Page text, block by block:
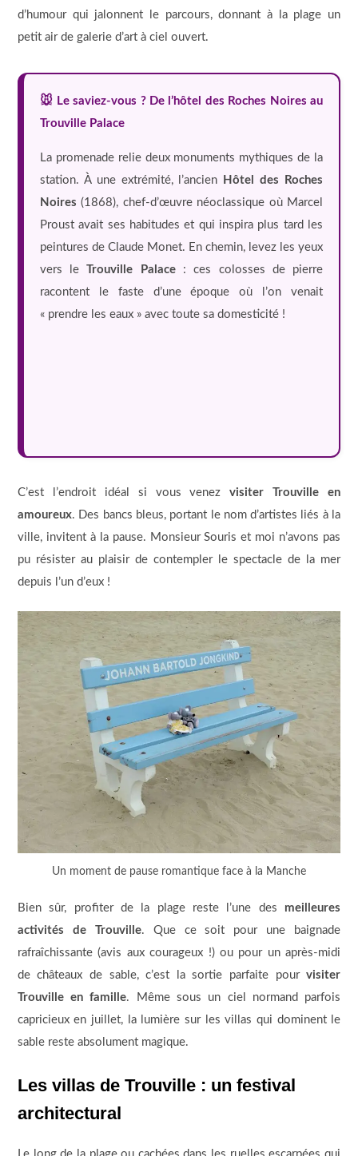
d’humour qui jalonnent le parcours, donnant à la plage un
petit air de galerie d’art à ciel ouvert.
🐭 Le saviez-vous ? De l’hôtel des Roches Noires au
Trouville Palace
La promenade relie deux monuments mythiques de la
station. À une extrémité, l’ancien
Hôtel des Roches
Noires (1868), chef-d’œuvre néoclassique où Marcel
Proust avait ses habitudes et qui inspira plus tard les
peintures de Claude Monet. En chemin, levez les yeux
vers leTrouville Palace: ces colosses de pierre
racontent le faste d’une époque où l’on venait
« prendre les eaux » avec toute sa domesticité !
C’est l’endroit idéal si vous venezvisiter Trouville en
amoureux. Des bancs bleus, portant le nom d’artistes liés à la
ville, invitent à la pause. Monsieur Souris et moi n’avons pas
pu résister au plaisir de contempler le spectacle de la mer
depuis l’un d’eux !
Un moment de pause romantique face à la Manche
Bien sûr, profiter de la plage reste l’une des meilleures
activités de Trouville. Que ce soit pour une baignade
rafraîchissante (avis aux courageux !) ou pour un après-midi
de châteaux de sable, c’est la sortie parfaite pourvisiter
Trouville en famille. Même sous un ciel normand parfois
capricieux en juillet, la lumière sur les villas qui dominent le
sable reste absolument magique.
Les villas de Trouville : un festival
architectural